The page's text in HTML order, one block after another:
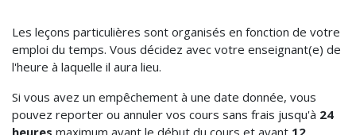
Les leçons particulières sont organisés en fonction de votre
emploi du temps. Vous décidez avec votre enseignant(e) de
l'heure à laquelle il aura lieu.
Si vous avez un empêchement à une date donnée, vous
pouvez reporter ou annuler vos cours sans frais jusqu'à 24
heures maximum avant le début du cours et avant 12